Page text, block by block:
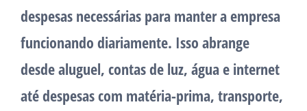
despesas necessárias para manter a empresa
funcionando diariamente. Isso abrange
desde aluguel, contas de luz, água e internet
até despesas com matéria-prima, transporte,